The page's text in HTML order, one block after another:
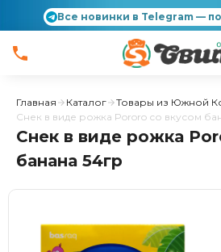
Все новинки в Telegram —
Главная Каталог Товары из Южной
Снек в виде рожка Pororo со вкусом
Снек в виде рожка
банана 54гр